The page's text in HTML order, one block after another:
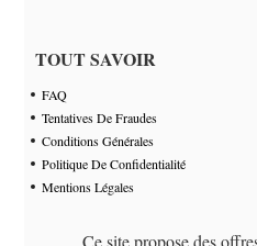
TOUT SAVOIR
FAQ
Tentatives De Fraudes
Conditions Générales
Politique De Confidentialité
Mentions Légales
Ce site propose des